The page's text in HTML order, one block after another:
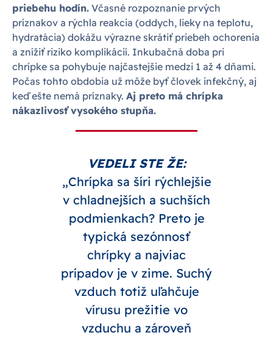
priebehu hodín. Včasné rozpoznanie prvých
príznakov a rýchla reakcia (oddych, lieky na teplotu,
hydratácia) dokážu výrazne skrátiť priebeh ochorenia
a znížiť riziko komplikácií. Inkubačná doba pri
chrípke sa pohybuje najčastejšie medzi 1 až 4 dňami.
Počas tohto obdobia už môže byť človek infekčný, aj
keď ešte nemá príznaky. Aj preto má chrípka
nákazlivosť vysokého stupňa.
VEDELI STE ŽE:
„Chrípka sa šíri rýchlejšie
v chladnejších a suchších
podmienkach? Preto je
typická sezónnosť
chrípky a najviac
prípadov je v zime. Suchý
vzduch totiž uľahčuje
vírusu prežitie vo
vzduchu a zároveň